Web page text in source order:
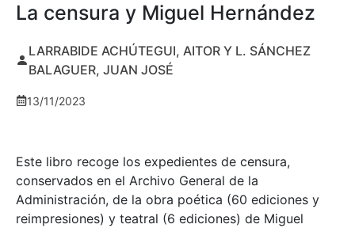
La censura y Miguel Hernández
LARRABIDE ACHÚTEGUI, AITOR Y L. SÁNCHEZ
BALAGUER, JUAN JOSÉ
13/11/2023
Este libro recoge los expedientes de censura,
conservados en el Archivo General de la
Administración, de la obra poética (60 ediciones y
reimpresiones) y teatral (6 ediciones) de Miguel